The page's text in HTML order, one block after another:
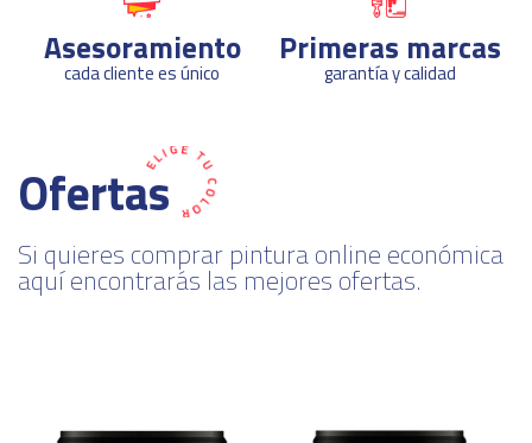
Asesoramiento
cada cliente es único
Primeras marcas
garantía y calidad
Ofertas
Si quieres comprar pintura online económica
aquí encontrarás las mejores ofertas.